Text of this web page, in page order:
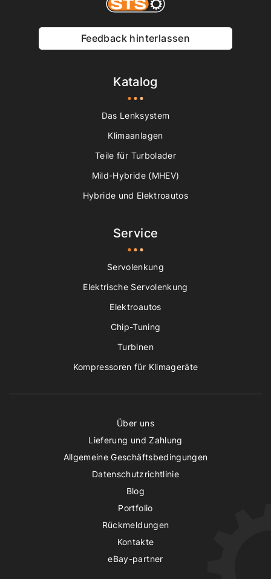
Feedback hinterlassen
Katalog
Das Lenksystem
Klimaanlagen
Teile für Turbolader
Mild-Hybride (MHEV)
Hybride und Elektroautos
Service
Servolenkung
Elektrische Servolenkung
Elektroautos
Chip-Tuning
Turbinen
Kompressoren für Klimageräte
Über uns
Lieferung und Zahlung
Allgemeine Geschäftsbedingungen
Datenschutzrichtlinie
Blog
Portfolio
Rückmeldungen
Kontakte
eBay-partner